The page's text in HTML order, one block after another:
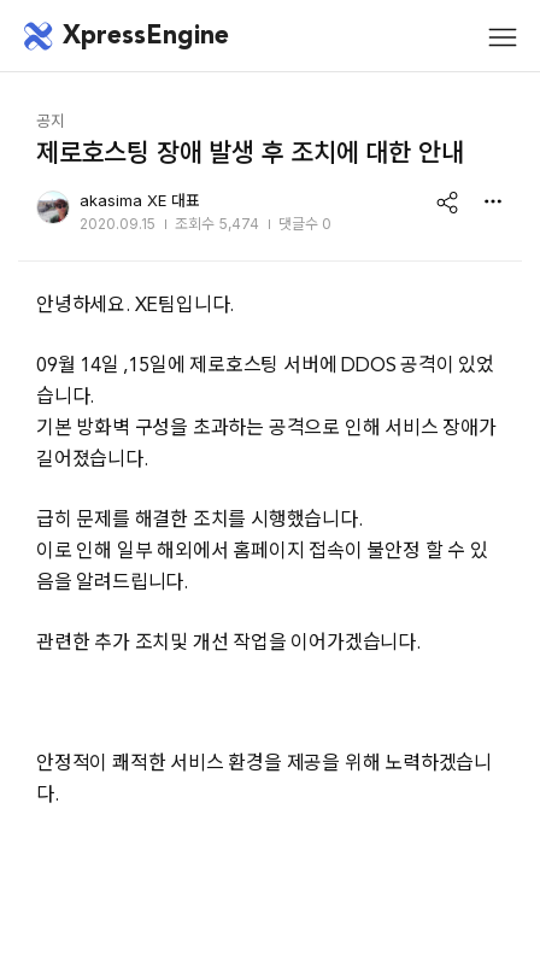
XpressEngine
모바
공지
제로호스팅 장애 발생 후 조치에 대한 안내
akasima XE 대표
2020.09.15 조회수 5,474 댓글수 0
share
안녕하세요. XE팀입니다.
09월 14일 ,15일에 제로호스팅 서버에 DDOS 공격이 있었
습니다.
기본 방화벽 구성을 초과하는 공격으로 인해 서비스 장애가
길어졌습니다.
급히 문제를 해결한 조치를 시행했습니다.
이로 인해 일부 해외에서 홈페이지 접속이 불안정 할 수 있
음을 알려드립니다.
관련한 추가 조치및 개선 작업을 이어가겠습니다.
안정적이 쾌적한 서비스 환경을 제공을 위해 노력하겠습니
다.